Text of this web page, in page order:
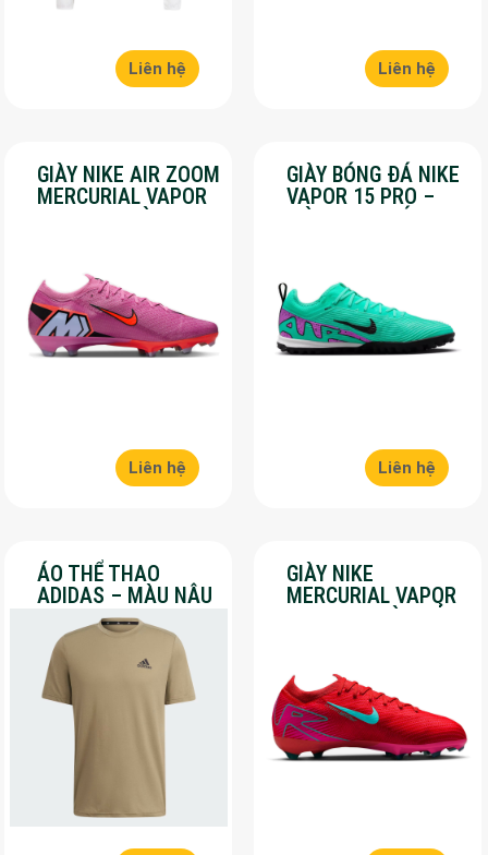
Liên hệ Liên hệ
GIÀY NIKE AIR ZOOM
MERCURIAL VAPOR
16 PRO – MÀU
Liên hệ
GIÀY BÓNG ĐÁ NIKE
VAPOR 15 PRO –
MÀU XANH LÁ –
Liên hệ
ÁO THỂ THAO
ADIDAS – MÀU NÂU
– SALE 30%
GIÀY NIKE
MERCURIAL VAPOR
16 PRO – MÀU ĐỎ –